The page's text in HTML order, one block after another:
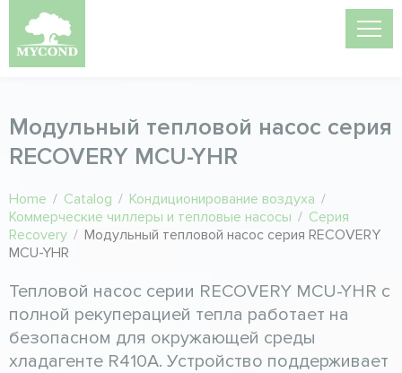
Модульный тепловой насос серия
RECOVERY MCU-YHR
Home / Catalog / Кондиционирование воздуха /
Коммерческие чиллеры и тепловые насосы / Серия
Recovery / Модульный тепловой насос серия RECOVERY
MCU-YHR
Тепловой насос серии RECOVERY MCU-YHR с
полной рекуперацией тепла работает на
безопасном для окружающей среды
хладагенте R410A. Устройство поддерживает